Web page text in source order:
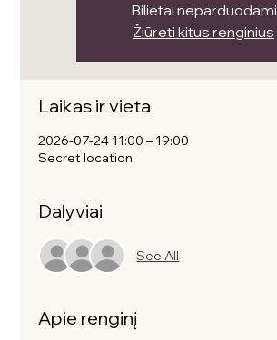
Bilietai neparduodami
Žiūrėti kitus renginius
Laikas ir vieta
2026-07-24 11:00 – 19:00
Secret location
Dalyviai
See All
Apie renginį